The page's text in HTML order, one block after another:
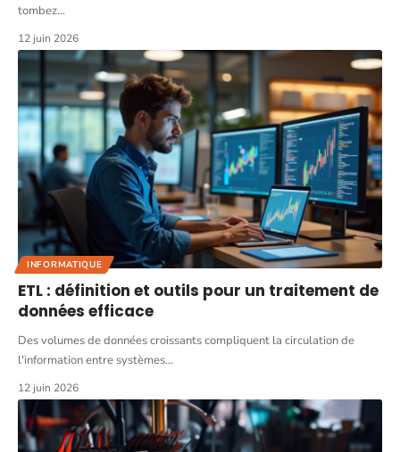
tombez…
12 juin 2026
INFORMATIQUE
ETL : définition et outils pour un traitement de
données efficace
Des volumes de données croissants compliquent la circulation de
l'information entre systèmes…
12 juin 2026